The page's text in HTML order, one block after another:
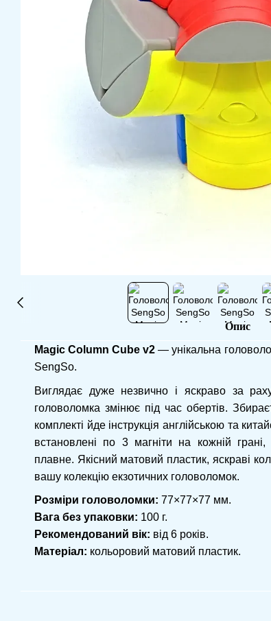
Опис
Magic Column Cube v2 — унікальна
SengSo.
Виглядає дуже незвично і яскраво за
головоломка змінює під час обертів.
комплекті йде інструкція англійською та
встановлені по 3 магніти на кожній
плавне. Якісний матовий пластик, яскраві
вашу колекцію екзотичних головоломок.
Розміри головоломки: 77×77×77 мм.
Вага без упаковки: 100 г.
Рекомендований вік: від 6 років.
Матеріал: кольоровий матовий пластик.